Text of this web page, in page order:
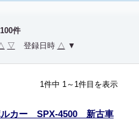
100件
▽ 登録日時 △ ▼
1件中 1～1件目を表示
ルカー SPX-4500 新古車